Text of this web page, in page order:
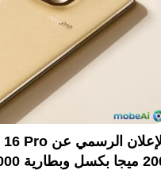
وبطارية 7000 مللي أمبير